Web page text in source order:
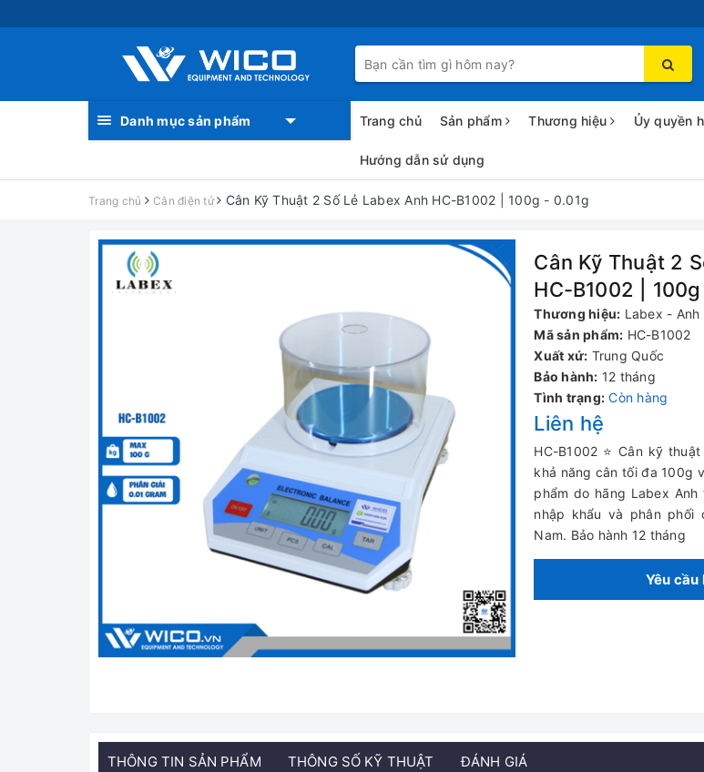
Danh mục sản phẩm Trang chủ Sản phẩm Thương hiệu Ủy quyền
Hướng dẫn sử dụng
Trang chủ Cân điện tử Cân Kỹ Thuật 2 Số Lẻ Labex Anh HC-B1002 | 100g - 0.01g
Cân Kỹ Thuật 2
HC-B1002 |
Thương hiệu: Labex - Anh
Mã sản phẩm: HC-B1002
Xuất xứ: Trung Quốc
Bảo hành: 12 tháng
Tình trạng: Còn hàng
Liên hệ
HC-B1002 ⭐ Cân kỹ
khả năng cân tối đa 100g
phẩm do hãng Labex
nhập khẩu và phân phối
Nam. Bảo hành 12 tháng
Yêu cầu
THÔNG TIN SẢN PHẨM THÔNG SỐ KỸ THUẬT ĐÁNH GIÁ